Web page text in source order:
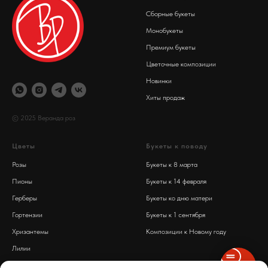
© 2025 Веранда роз
Сборные букеты
Монобукеты
Премиум букеты
Цветочные композиции
Новинки
Хиты продаж
Цветы
Розы
Пионы
Герберы
Гортензии
Хризантемы
Лилии
Букеты к поводу
Букеты к 8 марта
Букеты к 14 февраля
Букеты ко дню матери
Букеты к 1 сентября
Композиции к Новому году
Обработка персональных данных